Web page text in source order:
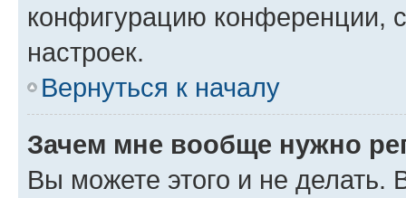
конфигурацию конференции,
настроек.
Вернуться к началу
Зачем мне вообще нужно
Вы можете этого и не делать.